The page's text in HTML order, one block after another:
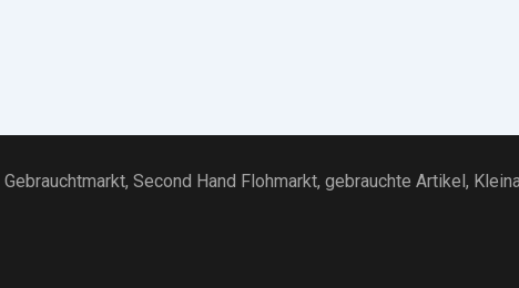
Gebrauchtmarkt, Second Hand Flohmarkt, gebrauchte Artikel ,